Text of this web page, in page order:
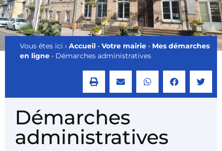
Vous êtes ici › Accueil • Votre mairie • Mes démarches
en ligne • Démarches administratives
Démarches
administratives